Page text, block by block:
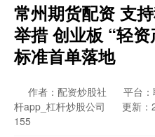
常州期货配资 支
举措 创业板 “轻
标准首单落地
作者：配资炒股社
平台
杆app_杠杆炒股公司
更新：
155